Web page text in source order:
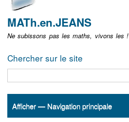
MATh.en.JEANS
Ne subissons pas les maths, vivons les !
Chercher sur le site
Navigation
Afficher — Navigation principale